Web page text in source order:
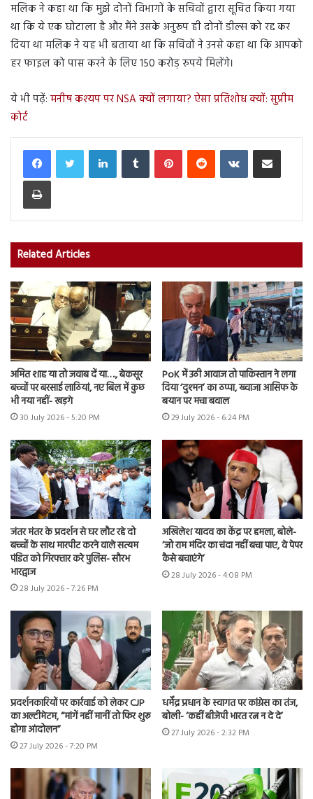
मलिक ने कहा था कि मुझे दोनों विभागों के सचिवों द्वारा सूचित किया गया
था कि ये एक घोटाला है और मैंने उसके अनुरूप ही दोनों डील्स को रद्द कर
दिया था मलिक ने यह भी बताया था कि सचिवों ने उनसे कहा था कि आपको
हर फाइल को पास करने के लिए 150 करोड़ रुपये मिलेंगे।
ये भी पढ़ें: मनीष कश्यप पर NSA क्यों लगाया? ऐसा प्रतिशोध क्यों: सुप्रीम
कोर्ट
LinkedInTumblr PinterestReddit VKontakteShare via Email
Print
Related Articles
अमित शाह या तो जवाब दें या…., बेकसूर
बच्चों पर बरसाई लाठियां, नए बिल में कुछ
भी नया नहीं- खड़गे
30 July 2026 - 5:20 PM
PoK में उठी आवाज तो पाकिस्तान ने लगा
दिया ‘दुश्मन’ का ठप्पा, ख्वाजा आसिफ के
बयान पर मचा बवाल
29 July 2026 - 6:24 PM
जंतर मंतर के प्रदर्शन से घर लौट रहे दो
बच्चों के साथ मारपीट करने वाले सत्यम
पंडित को गिरफ्तार करे पुलिस- सौरभ
भारद्वाज
28 July 2026 - 7:26 PM
अखिलेश यादव का केंद्र पर हमला, बोले-
‘जो राम मंदिर का चंदा नहीं बचा पाए, वे पेपर
कैसे बचाएंगे’
28 July 2026 - 4:08 PM
प्रदर्शनकारियों पर कार्रवाई को लेकर CJP
का अल्टीमेटम, “मांगें नहीं मानीं तो फिर शुरू
होगा आंदोलन”
27 July 2026 - 7:20 PM
धर्मेंद्र प्रधान के स्वागत पर कांग्रेस का तंज,
बोली- ‘कहीं बीजेपी भारत रत्न न दे दे’
27 July 2026 - 2:32 PM